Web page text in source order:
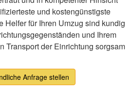
und kostengünstigste
Helfer für Ihren Umzug sind kundig
und Ihrem
Transport der Einrichtung sorgsam
Anfrage stellen